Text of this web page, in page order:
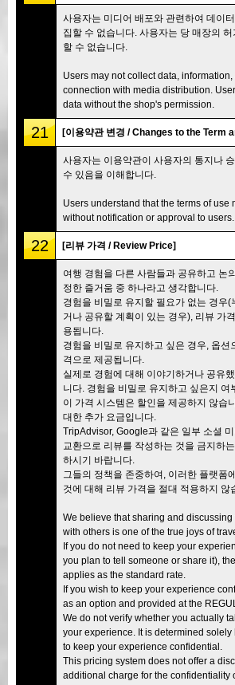
사용자는 미디어 배포와 관련하여 데이
집할 수 없습니다. 사용자는 당 매장의
할 수 없습니다.
Users may not collect data,
connection with media distribution.
data without the shop's permission.
21 [이용약관 변경 / Changes to the Term
사용자는 이용약관이 사용자의 통지나
수 있음을 이해합니다.
Users understand that the terms of use
without notification or approval to users.
22 [리뷰 가격 / Review Price]
여행 경험을 다른 사람들과 공유하고 논
정한 즐거움 중 하나라고 생각합니다.
경험을 비밀로 유지할 필요가 없는 경우
거나 공유할 계획이 있는 경우), 리뷰 가
용됩니다.
경험을 비밀로 유지하고 싶은 경우, 옵션
격으로 제공됩니다.
실제로 경험에 대해 이야기하거나 공유
니다. 경험을 비밀로 유지하고 싶은지 여
이 가격 시스템은 할인을 제공하지 않습
대한 추가 요금입니다.
TripAdvisor, Google과 같은 일부 소셜
교환으로 리뷰를 작성하는 것을 금지하
하시기 바랍니다.
그들의 정책을 존중하여, 이러한 플랫폼
것에 대해 리뷰 가격을 절대 적용하지 않
We believe that sharing and
with others is one of the true joys of
If you do not need to keep your
you plan to tell someone or share it),
applies as the standard rate.
If you wish to keep your experience
as an option and provided at the
We do not verify whether you actually
your experience. It is determined solely
to keep your experience confidential.
This pricing system does not offer a
additional charge for the confidentiality